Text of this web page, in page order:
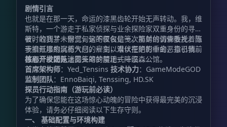
from the Abyss
剧情引言
也就是在那一天，命运的漆黑齿轮开始无声转动。我，维
斯特，一个游走于私家侦探与业余探险家双重身份的寻觅
者，收到了一份沉甸甸的匿名信笺。那封信仿佛散发着陈
于旧纸堆的腐朽气息，雇主以难以拒绝的重金，指引我前
往那个被郊外迷雾笼罩的禁地——汉森公馆。
彼时的我并未察觉，这不仅仅是一次简单的调查委托。当
我推开那扇沉重大门的一刻，潜伏在阴影中的恶意已悄然
苏醒，一场无法回头的梦魇正式降临……
核心开发团队
首席架构师：Yed_Tensins 技术协力：GameModeGOD
监制团队：EnnoBaiqi, Tenssing, HD.SK
探员行动指南（游玩前必读）
为了确保您能在这场惊心动魄的冒险中获得最完美的沉浸
体验，请务必仔细阅读以下生存守则。
一、 基础配置与环境构建